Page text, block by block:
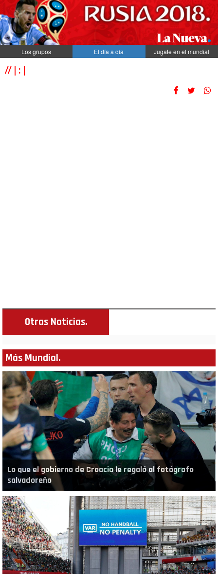
Los grupos El día a día Jugate en el mundial
// | : |
Otras Noticias.
Más Mundial.
Lo que el gobierno de Croacia le regaló al fotógrafo
salvadoreño